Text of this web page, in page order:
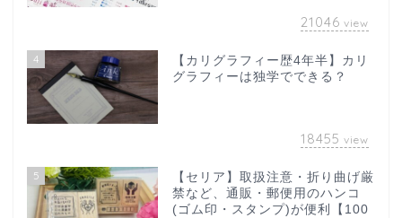
21046 view
4
【カリグラフィー歴4年半】カリ
グラフィーは独学でできる？
18455 view
5
【セリア】取扱注意・折り曲げ厳
禁など、通販・郵便用のハンコ
(ゴム印・スタンプ)が便利【100